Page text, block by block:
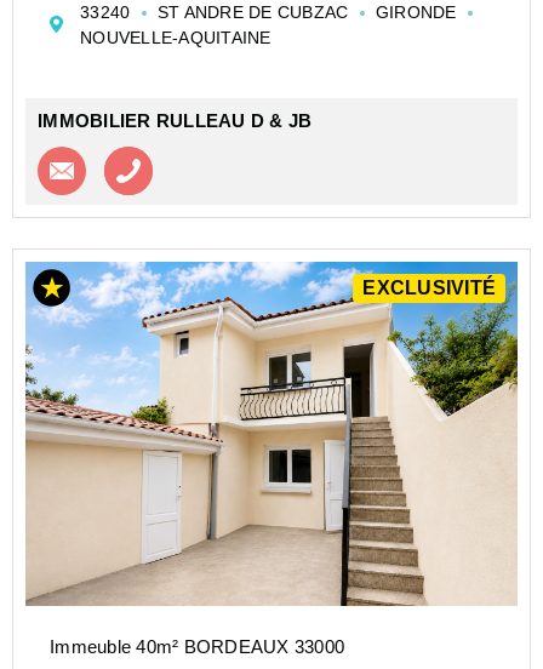
potentiel de valorisation.
Développant une surfac...
33240 ST ANDRE DE CUBZAC
GIRONDE
NOUVELLE-AQUITAINE
IMMOBILIER RULLEAU D & JB
Contacter l'agence
EXCLUSIVITÉ
Immeuble 40m² BORDEAUX 33000